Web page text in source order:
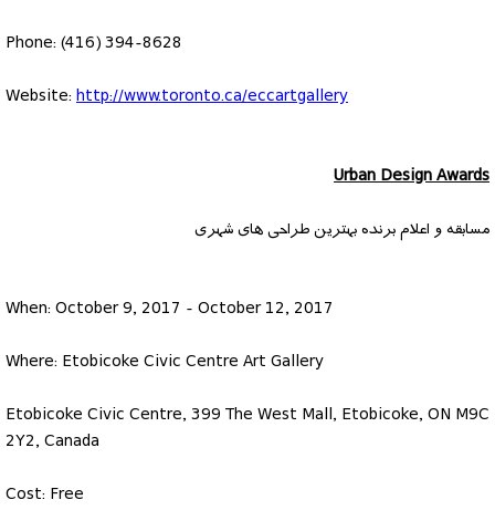
Phone: (416) 394-8628
Website:http://www.toronto.ca/eccartgallery
Urban Design Awards
مسابقه و اعلام برنده بهترین طراحی های شهری
When: October 9, 2017 - October 12, 2017
Where: Etobicoke Civic Centre Art Gallery
Etobicoke Civic Centre, 399 The West Mall, Etobicoke, ON M9C
2Y2, Canada
Cost: Free